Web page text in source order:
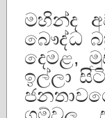
මහින්ද
බෞද්ධ
දෙමළ,
ඉල්ලා